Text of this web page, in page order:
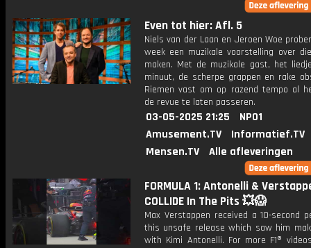
Even tot hier: Afl. 5
Niels van der Laan en Jeroen Woe
week een muzikale voorstelling over
maken. Met de muzikale gast, het
minuut, de scherpe grappen en rake
Riemen vast om op razend tempo al
de revue te laten passeren.
03-05-2025 21:25
NPO1
Amusement.TV
Informatief.TV
Mensen.TV
Alle afleveringen
FORMULA 1: Antonelli &
COLLIDE In The Pits 💥😱
Max Verstappen received a 10-second
this unsafe release which saw him
with Kimi Antonelli. For more F1®